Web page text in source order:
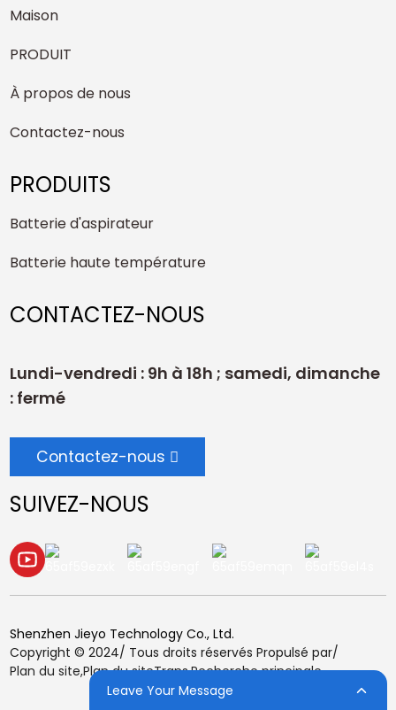
Maison
PRODUIT
À propos de nous
Contactez-nous
PRODUITS
Batterie d'aspirateur
Batterie haute température
CONTACTEZ-NOUS
Lundi-vendredi : 9h à 18h ; samedi, dimanche
: fermé
Contactez-nous
SUIVEZ-NOUS
Shenzhen Jieyo Technology Co., Ltd.
Copyright © 2024/ Tous droits réservés Propulsé par/
Plan du site,Plan du siteTrans,Recherche principale
Leave Your Message